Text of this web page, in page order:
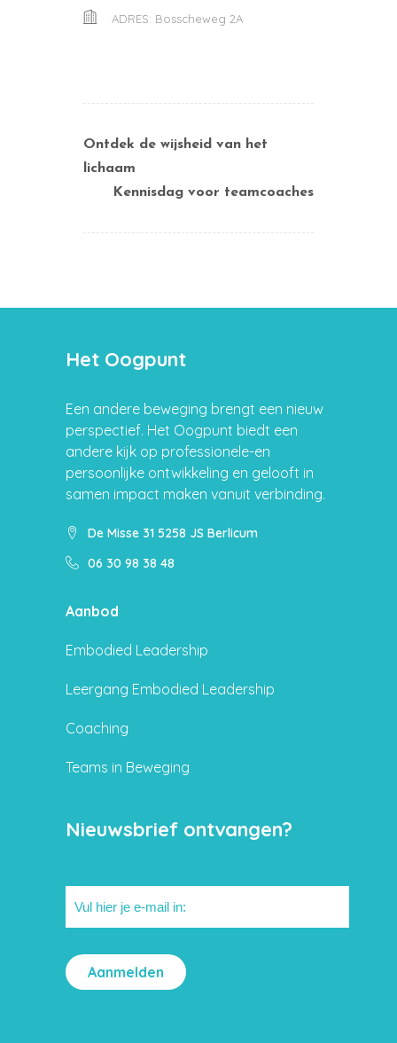
ADRES: Bosscheweg 2A
Ontdek de wijsheid van het
lichaam
Kennisdag voor teamcoaches
Het Oogpunt
Een andere beweging brengt een nieuw
perspectief. Het Oogpunt biedt een
andere kijk op professionele-en
persoonlijke ontwikkeling en gelooft in
samen impact maken vanuit verbinding.
De Misse 31 5258 JS Berlicum
06 30 98 38 48
Aanbod
Embodied Leadership
Leergang Embodied Leadership
Coaching
Teams in Beweging
Nieuwsbrief ontvangen?